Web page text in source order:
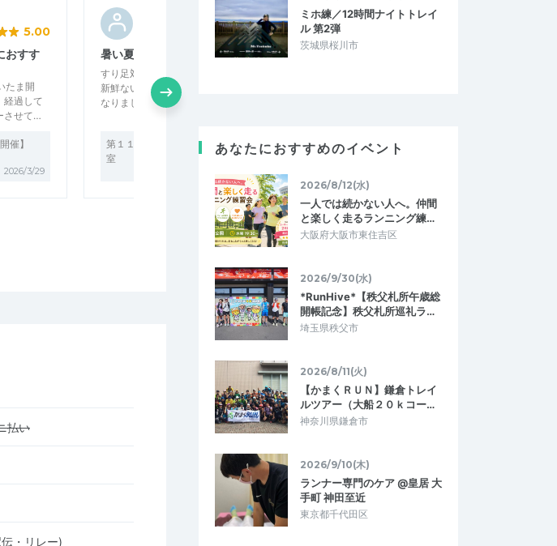
5.00
おすす
たま開
経過して
させて…
催】
2026/3/29
5.00
暑い夏にも取り組めそうなメニュー
すり足対策やサーキットトレーニングなど
新鮮ないを入れていただき、とても参考に
なりました。走り込みの練習ではないの…
第１１８回ｅＡさいたま浦和マラソン教
室
てつモン
初心者にやさしい
【eA湘南】初心者・中高年のための基本
トレーニング＜追加開催＞ 26.5.17
払い
・リレー)
ミホ練／12時間ナイトトレイ
ル 第2弾
茨城県桜川市
あなたにおすすめのイベント
2026/8/12(水)
一人では続かない人へ。仲間
と楽しく走るランニング練…
大阪府大阪市東住吉区
2026/9/30(水)
*RunHive*【秩父札所午歳総
開帳記念】秩父札所巡礼ラ…
埼玉県秩父市
2026/8/11(火)
【かまくＲＵＮ】鎌倉トレイ
ルツアー（大船２０ｋコー…
神奈川県鎌倉市
2026/9/10(木)
ランナー専門のケア @皇居 大
手町 神田至近
東京都千代田区